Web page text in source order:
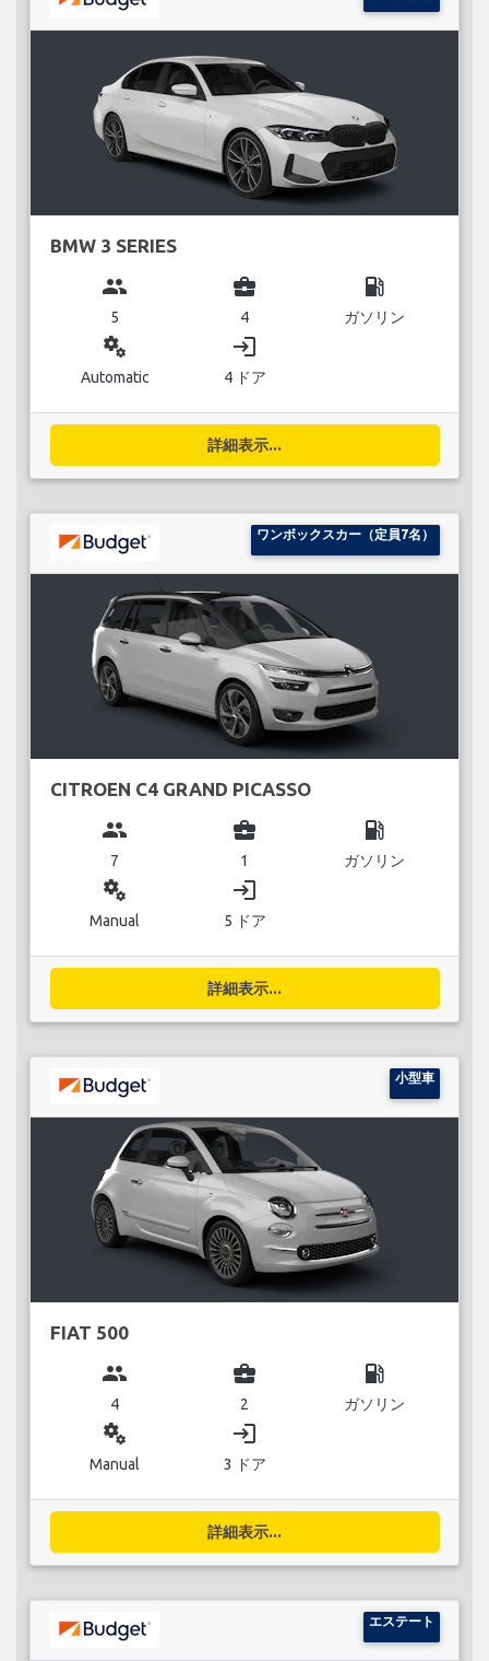
BMW 3 SERIES
group
5
business_center
4
local_gas_station
ガソリン
miscellaneous_services
Automatic
login
4 ドア
詳細表示...
ワンボックスカー（定員7名）
CITROEN C4 GRAND PICASSO
group
7
business_center
1
local_gas_station
ガソリン
miscellaneous_services
Manual
login
5 ドア
詳細表示...
小型車
FIAT 500
group
4
business_center
2
local_gas_station
ガソリン
miscellaneous_services
Manual
login
3 ドア
詳細表示...
エステート